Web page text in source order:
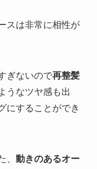
スは非常に相性が
ぎないので再整髪
うなツヤ感も出
にすることができ
、 動きのあるオー